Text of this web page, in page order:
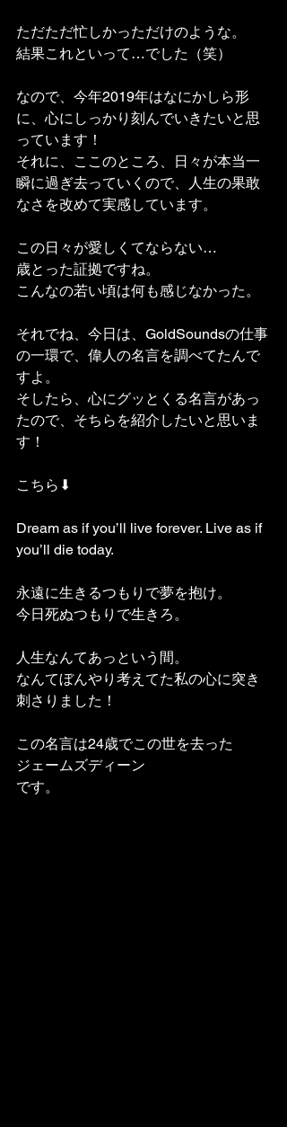
ただただ忙しかっただけのような。
結果これといって…でした（笑）
なので、今年2019年はなにかしら形
に、心にしっかり刻んでいきたいと思
っています！
それに、ここのところ、日々が本当一
瞬に過ぎ去っていくので、人生の果敢
なさを改めて実感しています。
この日々が愛しくてならない…
歳とった証拠ですね。
こんなの若い頃は何も感じなかった。
それでね、今日は、GoldSoundsの仕事
の一環で、偉人の名言を調べてたんで
すよ。
そしたら、心にグッとくる名言があっ
たので、そちらを紹介したいと思いま
す！
こちら⬇︎
Dream as if you’ll live forever. Live as if
you’ll die today.
永遠に生きるつもりで夢を抱け。
今日死ぬつもりで生きろ。
人生なんてあっという間。
なんてぼんやり考えてた私の心に突き
刺さりました！
この名言は24歳でこの世を去った
ジェームズディーン
です。